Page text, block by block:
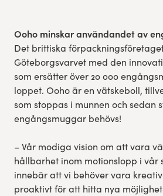
Ooho minskar användandet av
Det brittiska
Göteborgsvarvet med den
som ersätter över 20 000
loppet. Ooho är en vätskeboll,
som stoppas i munnen och sedan
engångsmuggar behövs!
– Vår modiga vision om att vara
hållbarhet inom motionslopp i vår
innebär att vi behöver vara
proaktivt för att hitta nya